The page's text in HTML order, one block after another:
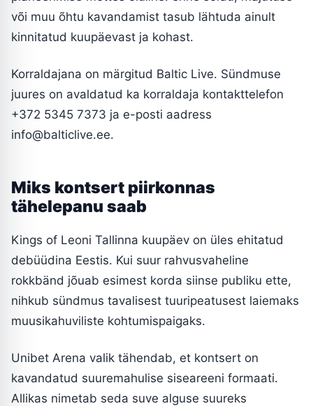
või muu õhtu kavandamist tasub lähtuda ainult
kinnitatud kuupäevast ja kohast.
Korraldajana on märgitud Baltic Live. Sündmuse
juures on avaldatud ka korraldaja kontakttelefon
+372 5345 7373 ja e-posti aadress
info@balticlive.ee.
Miks kontsert piirkonnas
tähelepanu saab
Kings of Leoni Tallinna kuupäev on üles ehitatud
debüüdina Eestis. Kui suur rahvusvaheline
rokkbänd jõuab esimest korda siinse publiku ette,
nihkub sündmus tavalisest tuuripeatusest laiemaks
muusikahuviliste kohtumispaigaks.
Unibet Arena valik tähendab, et kontsert on
kavandatud suuremahulise siseareeni formaati.
Allikas nimetab seda suve alguse suureks